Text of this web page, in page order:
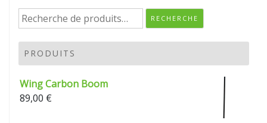
Recherche
pour :
RECHERCHE
PRODUITS
Wing Carbon Boom
89,00 €